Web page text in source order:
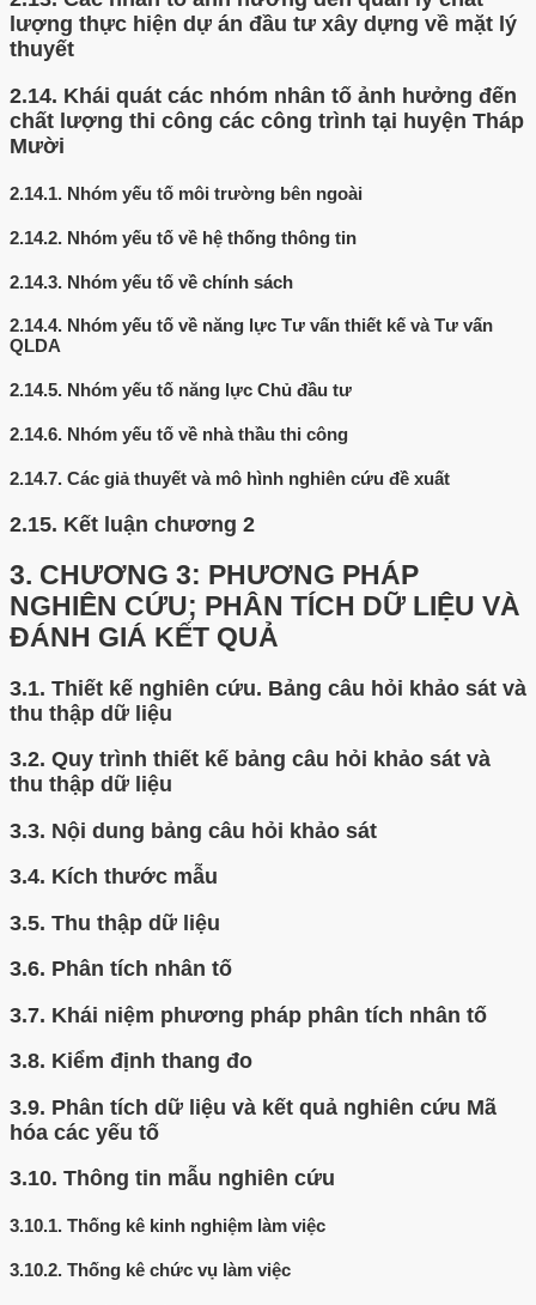
lượng thực hiện dự án đầu tư xây dựng về mặt lý
thuyết
2.14. Khái quát các nhóm nhân tố ảnh hưởng đến
chất lượng thi công các công trình tại huyện Tháp
Mười
2.14.1. Nhóm yếu tố môi trường bên ngoài
2.14.2. Nhóm yếu tố về hệ thống thông tin
2.14.3. Nhóm yếu tố về chính sách
2.14.4. Nhóm yếu tố về năng lực Tư vấn thiết kế và Tư vấn
QLDA
2.14.5. Nhóm yếu tố năng lực Chủ đầu tư
2.14.6. Nhóm yếu tố về nhà thầu thi công
2.14.7. Các giả thuyết và mô hình nghiên cứu đề xuất
2.15. Kết luận chương 2
3. CHƯƠNG 3: PHƯƠNG PHÁP
NGHIÊN CỨU; PHÂN TÍCH DỮ LIỆU VÀ
ĐÁNH GIÁ KẾT QUẢ
3.1. Thiết kế nghiên cứu. Bảng câu hỏi khảo sát và
thu thập dữ liệu
3.2. Quy trình thiết kế bảng câu hỏi khảo sát và
thu thập dữ liệu
3.3. Nội dung bảng câu hỏi khảo sát
3.4. Kích thước mẫu
3.5. Thu thập dữ liệu
3.6. Phân tích nhân tố
3.7. Khái niệm phương pháp phân tích nhân tố
3.8. Kiểm định thang đo
3.9. Phân tích dữ liệu và kết quả nghiên cứu Mã
hóa các yếu tố
3.10. Thông tin mẫu nghiên cứu
3.10.1. Thống kê kinh nghiệm làm việc
3.10.2. Thống kê chức vụ làm việc